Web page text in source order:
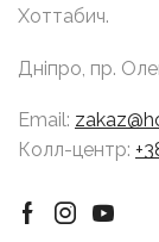
Хоттабич.
Дніпро, пр.
Email:
Колл-центр:
Facebook
Instagram